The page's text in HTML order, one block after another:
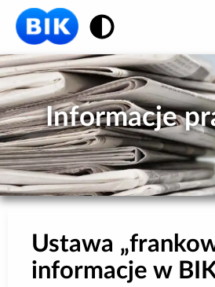
Zmiana
Wyszukiwarka
Informacje prasowe
Analizy rynkowe
Publikacje BIK
Business Intelligence
Informacje
Ustawa
informacje w